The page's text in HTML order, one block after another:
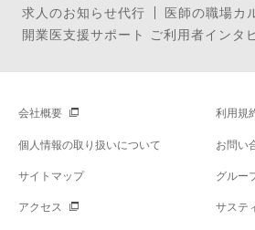
求人のお知らせ代行
医師の職場カ
開業医支援サポート ご利用者インタ
会社概要 利用規
個人情報の取り扱いについて お問い
サイトマップ グルー
アクセス サステ